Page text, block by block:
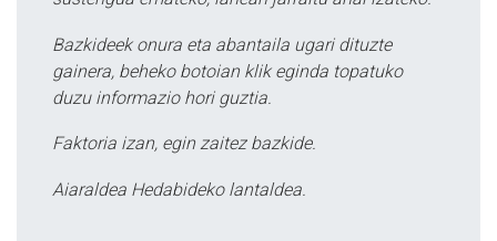
Bazkideek onura eta abantaila ugari dituzte
gainera, beheko botoian klik eginda topatuko
duzu informazio hori guztia.
Faktoria izan, egin zaitez bazkide.
Aiaraldea Hedabideko lantaldea.